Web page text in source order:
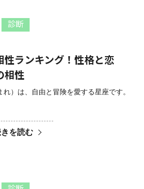
診断
性ランキング！性格と恋
相性
）は、自由と冒険を愛する星座です。
を読む